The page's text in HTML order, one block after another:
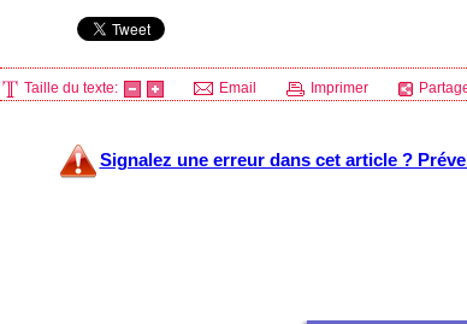
Taille du texte: Email Imprimer
Signalez une erreur dans cet article ?